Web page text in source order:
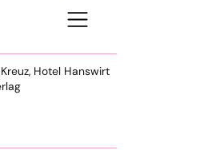
Hotel Hanswirt